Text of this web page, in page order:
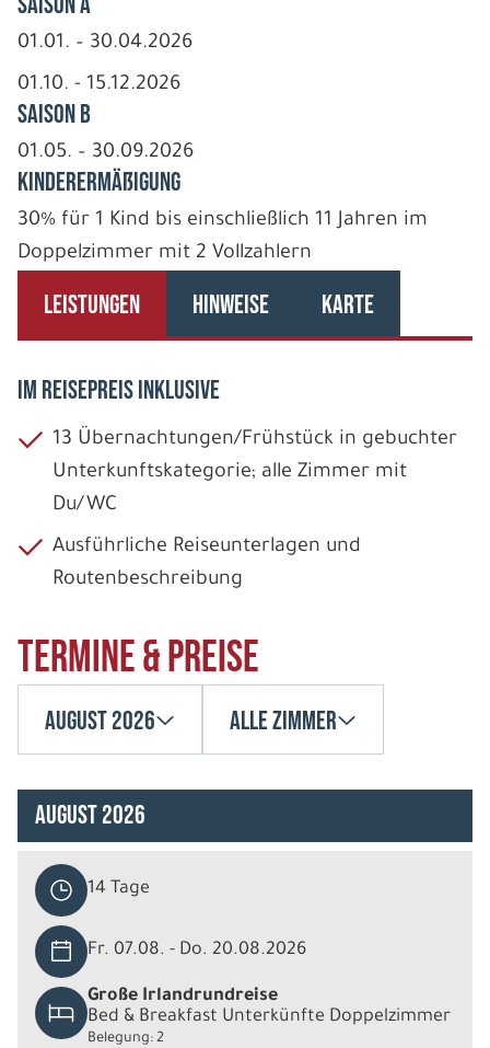
01.01. – 30.04.2026
01.10. - 15.12.2026
Saison B
01.05. – 30.09.2026
Kinderermäßigung
30% für 1 Kind bis einschließlich 11 Jahren im
Doppelzimmer mit 2 Vollzahlern
LEISTUNGEN HINWEISE KARTE
IM REISEPREIS INKLUSIVE
13 Übernachtungen/Frühstück in gebuchter
Unterkunftskategorie; alle Zimmer mit
Du/WC
Ausführliche Reiseunterlagen und
Routenbeschreibung
Termine & Preise
August 2026 Alle Zimmer
August 2026
14 Tage
Fr. 07.08. - Do. 20.08.2026
Große Irlandrundreise
Bed & Breakfast Unterkünfte Doppelzimmer
Belegung: 2